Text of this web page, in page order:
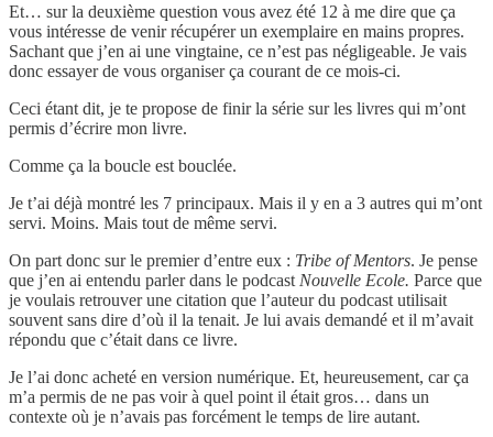
Et… sur la deuxième question vous avez été 12 à me dire que ça
vous intéresse de venir récupérer un exemplaire en mains propres.
Sachant que j’en ai une vingtaine, ce n’est pas négligeable. Je vais
donc essayer de vous organiser ça courant de ce mois-ci.
Ceci étant dit, je te propose de finir la série sur les livres qui m’ont
permis d’écrire mon livre.
Comme ça la boucle est bouclée.
Je t’ai déjà montré les 7 principaux. Mais il y en a 3 autres qui m’ont
servi. Moins. Mais tout de même servi.
On part donc sur le premier d’entre eux : Tribe of Mentors. Je pense
que j’en ai entendu parler dans le podcast Nouvelle Ecole. Parce que
je voulais retrouver une citation que l’auteur du podcast utilisait
souvent sans dire d’où il la tenait. Je lui avais demandé et il m’avait
répondu que c’était dans ce livre.
Je l’ai donc acheté en version numérique. Et, heureusement, car ça
m’a permis de ne pas voir à quel point il était gros… dans un
contexte où je n’avais pas forcément le temps de lire autant.